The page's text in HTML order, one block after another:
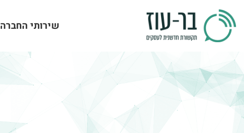
שירותי החברה